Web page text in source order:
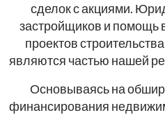
сделок с акциями.
застройщиков и помощь
проектов
являются частью нашей
Основываясь на
финансирования